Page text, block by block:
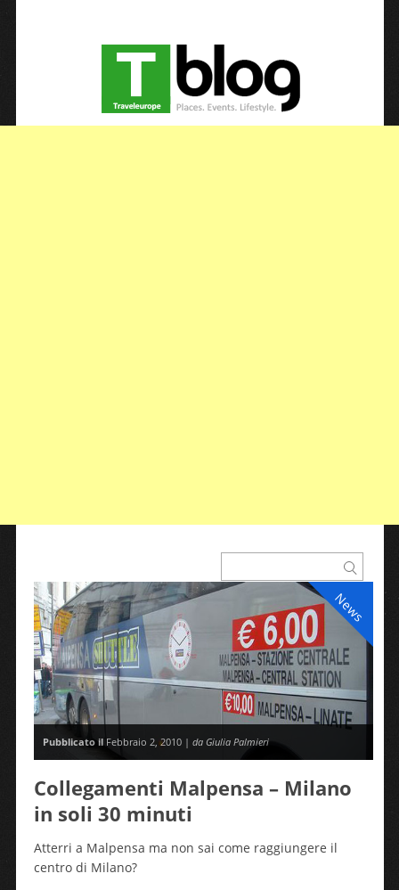
News
Pubblicato ilFebbraio 2, 2010 | da Giulia Palmieri
Collegamenti Malpensa – Milano
in soli 30 minuti
Atterri a Malpensa ma non sai come raggiungere il
centro di Milano?